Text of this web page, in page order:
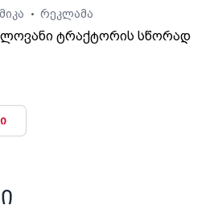
• რეკლამა
ტრაქტორის სწორად